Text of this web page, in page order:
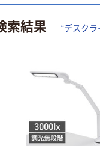
索結果 “デスクラ